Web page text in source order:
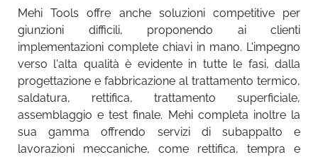
Mehi Tools offre anche soluzioni competitive per
giunzioni difficili, proponendo ai clienti
implementazioni complete chiavi in mano. L'impegno
verso l'alta qualità è evidente in tutte le fasi, dalla
progettazione e fabbricazione al trattamento termico,
saldatura, rettifica, trattamento superficiale,
assemblaggio e test finale. Mehi completa inoltre la
sua gamma offrendo servizi di subappalto e
lavorazioni meccaniche, come rettifica, tempra e